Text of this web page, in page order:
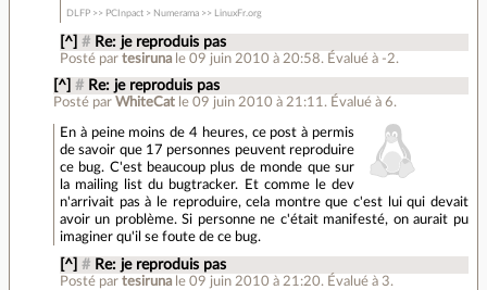
DLFP >> PCInpact > Numerama >> LinuxFr.org
[^] # Re: je reproduis pas
Posté partesiruna le 09 juin 2010 à 20:58. Évalué à -2.
[^] # Re: je reproduis pas
Posté par WhiteCat le 09 juin 2010 à 21:11 . Évalué à 6.
En à peine moins de 4 heures, ce post à permis
de savoir que 17 personnes peuvent reproduire
ce bug. C'est beaucoup plus de monde que sur
la mailing list du bugtracker. Et comme le dev
n'arrivait pas à le reproduire, cela montre que c'est lui qui devait
avoir un problème. Si personne ne c'était manifesté, on aurait pu
imaginer qu'il se foute de ce bug.
[^] # Re: je reproduis pas
Posté partesiruna le 09 juin 2010 à 21:20. Évalué à 3.